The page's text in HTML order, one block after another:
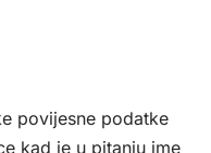
povijesne podatke
kad je u pitanju ime